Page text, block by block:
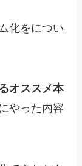
化をについ
オススメ本
やった内容